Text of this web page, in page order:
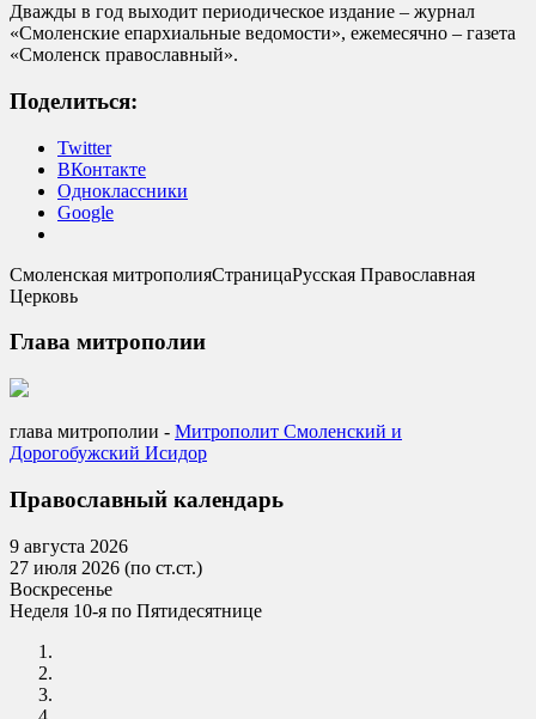
Дважды в год выходит периодическое издание – журнал
«Смоленские епархиальные ведомости», ежемесячно – газета
«Смоленск православный».
Поделиться:
Twitter
ВКонтакте
Одноклассники
Google
Смоленская митрополияСтраницаРусская Православная
Церковь
Глава митрополии
глава митрополии - Mитрополит Смоленский и
Дорогобужский Исидор
Православный календарь
9 августа 2026
27 июля 2026 (по ст.ст.)
Воскресенье
Неделя 10-я по Пятидесятнице